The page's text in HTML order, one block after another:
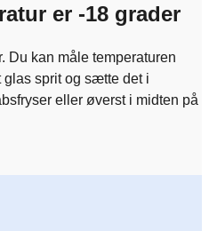
er -18 grader
Du kan måle temperaturen
glas sprit og sætte det i
eller øverst i midten på